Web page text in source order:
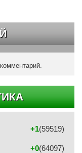
(59519)
+1
(64097)
+0